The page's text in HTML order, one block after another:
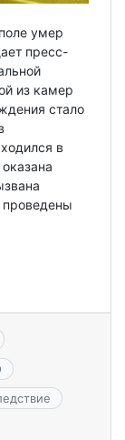
умер
пресс-
из камер
стало
в